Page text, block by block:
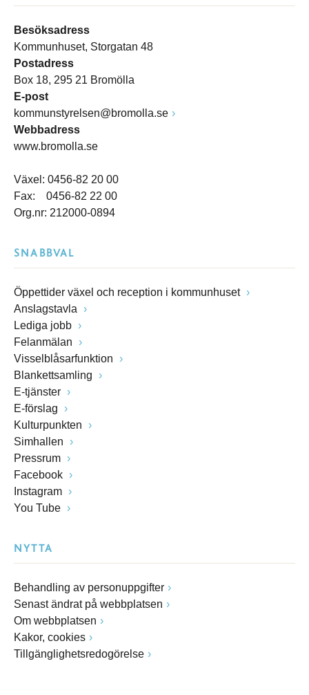
Besöksadress
Kommunhuset, Storgatan 48
Postadress
Box 18, 295 21 Bromölla
E-post
kommunstyrelsen@bromolla.se
Webbadress
www.bromolla.se
Växel: 0456-82 20 00
Fax: 0456-82 22 00
Org.nr: 212000-0894
SNABBVAL
Öppettider växel och reception i kommunhuset
Anslagstavla
Lediga jobb
Felanmälan
Visselblåsarfunktion
Blankettsamling
E-tjänster
E-förslag
Kulturpunkten
Simhallen
Pressrum
Facebook
Instagram
You Tube
NYTTA
Behandling av personuppgifter
Senast ändrat på webbplatsen
Om webbplatsen
Kakor, cookies
Tillgänglighetsredogörelse